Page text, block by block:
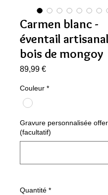
Carmen blanc -
éventail
bois de mongoy
89,99 €Prix
Couleur *
Gravure personnalisée
(facultatif)
Quantité *